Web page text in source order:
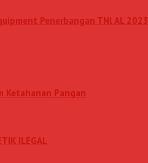
Penerbangan TNl AL 2023
Ketahanan Pangan
ILEGAL